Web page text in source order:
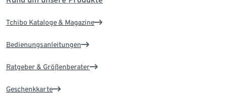
Tchibo Kataloge & Magazine
Bedienungsanleitungen
Ratgeber & Größenberater
Geschenkkarte